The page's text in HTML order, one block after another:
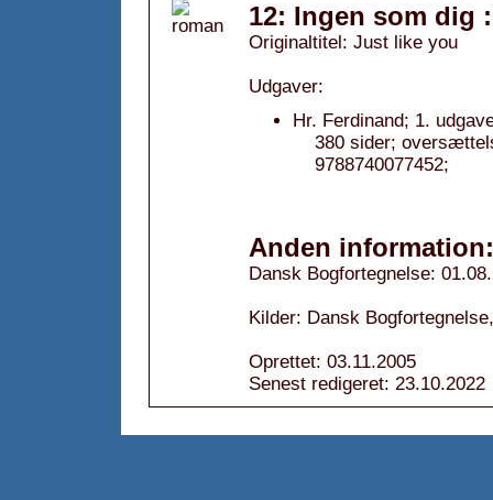
12: Ingen som dig
Originaltitel: Just like you
Udgaver:
Hr. Ferdinand; 1.
380 sider;
9788740077452;
Anden information:
Dansk Bogfortegnelse:
Kilder: Dansk
Oprettet: 03.11.2005
Senest redigeret: 23.10.2022